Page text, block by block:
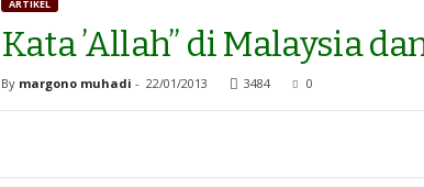
ARTIKEL
Kata ’Allah” di Malaysia
By margono muhadi - 22/01/2013 3484 0